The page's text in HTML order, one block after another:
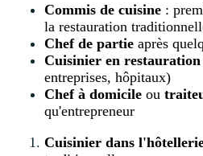
Commis de cuisine :
la restauration
Chef de partie après
Cuisinier en
entreprises, hôpitaux)
Chef à domicile ou
qu'entrepreneur
Cuisinier dans